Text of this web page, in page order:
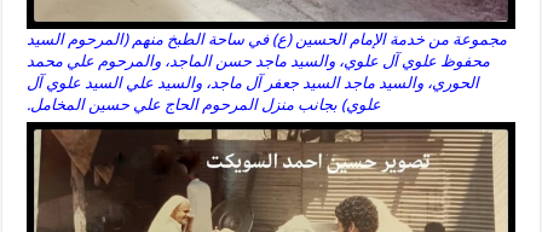
مجموعة من خدمة الإمام الحسين (ع) في ساحة الطبخ منهم (المرحوم السيد
محفوظ علوي آل علوي، والسيد ماجد حسن الماجد، والمرحوم علي محمد
الحوري، والسيد ماجد السيد جعفر آل ماجد، والسيد علي السيد علوي آل
علوي) بجانب منزل المرحوم الحاج علي حسين المخامل.